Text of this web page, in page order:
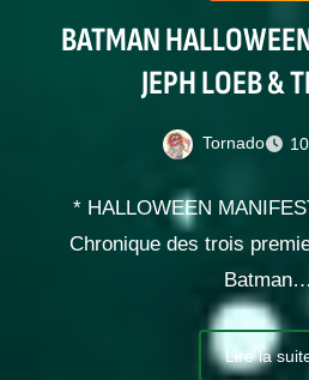
BATMAN
JEPH LOEB &
Tornado
* HALLOWEEN
Chronique des trois
Batman…
Lire la